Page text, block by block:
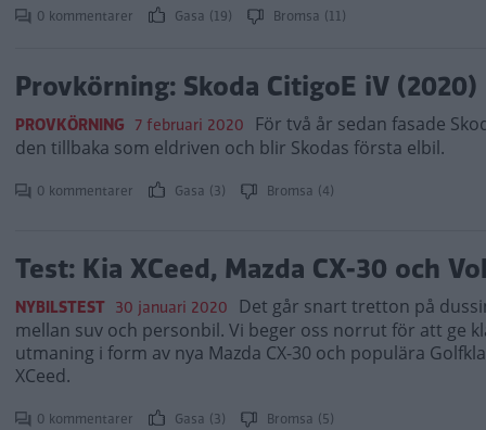
0 kommentarer Gasa (19) Bromsa (11)
Provkörning: Skoda CitigoE iV (2020)
PROVKÖRNING 7 februari 2020 För två år sedan fasade
den tillbaka som eldriven och blir Skodas första elbil.
0 kommentarer Gasa (3) Bromsa (4)
Test: Kia XCeed, Mazda CX-30 och
NYBILSTEST 30 januari 2020 Det går snart tretton på
mellan suv och personbil. Vi beger oss norrut för att ge
utmaning i form av nya Mazda CX-30 och populära
XCeed.
0 kommentarer Gasa (3) Bromsa (5)